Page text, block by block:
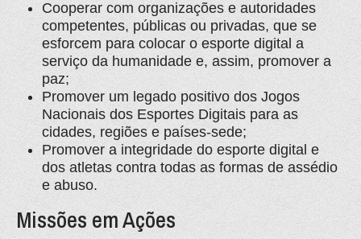
Cooperar com organizações e autoridades
competentes, públicas ou privadas, que se
esforcem para colocar o esporte digital a
serviço da humanidade e, assim, promover a
paz;
Promover um legado positivo dos Jogos
Nacionais dos Esportes Digitais para as
cidades, regiões e países-sede;
Promover a integridade do esporte digital e
dos atletas contra todas as formas de assédio
e abuso.
Missões em Ações